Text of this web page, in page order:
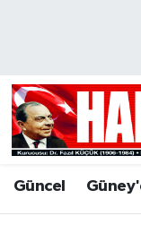
Güncel
Hava Durumu
Trafik